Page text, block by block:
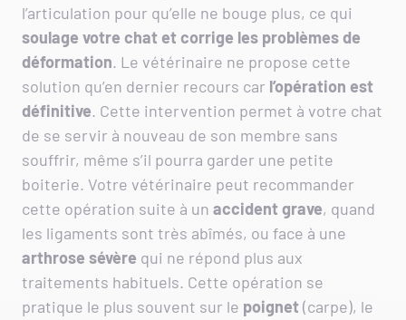
l’articulation pour qu’elle ne bouge plus, ce qui
soulage votre chat et corrige les problèmes de
déformation. Le vétérinaire ne propose cette
solution qu’en dernier recours car l’opération est
définitive. Cette intervention permet à votre chat
de se servir à nouveau de son membre sans
souffrir, même s’il pourra garder une petite
boiterie. Votre vétérinaire peut recommander
cette opération suite à un accident grave, quand
les ligaments sont très abîmés, ou face à une
arthrose sévère qui ne répond plus aux
traitements habituels. Cette opération se
pratique le plus souvent sur le poignet(carpe), le